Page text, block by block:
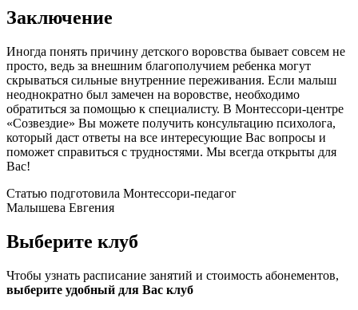
Заключение
Иногда понять причину детского воровства бывает совсем не
просто, ведь за внешним благополучием ребенка могут
скрываться сильные внутренние переживания. Если малыш
неоднократно был замечен на воровстве, необходимо
обратиться за помощью к специалисту. В Монтессори-центре
«Созвездие» Вы можете получить консультацию психолога,
который даст ответы на все интересующие Вас вопросы и
поможет справиться с трудностями. Мы всегда открыты для
Вас!
Статью подготовила Монтессори-педагог
Малышева Евгения
Выберите клуб
Чтобы узнать расписание занятий и стоимость абонементов,
выберите удобный для Вас клуб